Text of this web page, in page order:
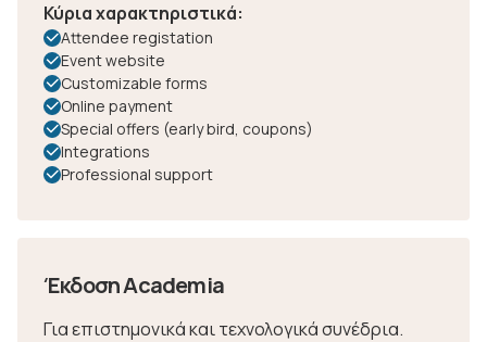
Κύρια χαρακτηριστικά:
Attendee registation
Event website
Customizable forms
Online payment
Special offers (early bird, coupons)
Integrations
Professional support
Έκδοση Academia
Για επιστημονικά και τεχνολογικά συνέδρια.